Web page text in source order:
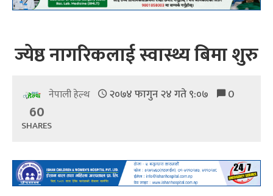
ज्येष्ठ नागरिकलाई स्वास्थ्य बिमा शुरु
नेपाली हेल्थ २०७४ फागुन २४ गते ९:०७ 0
60
SHARES